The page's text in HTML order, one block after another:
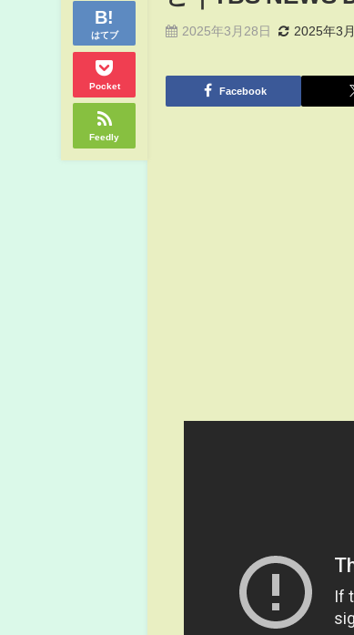
はてブ
Pocket
Feedly
2025年3月28日 2025年3
Facebook